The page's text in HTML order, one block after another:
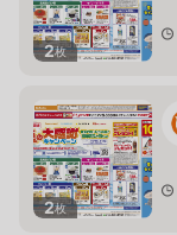
2枚
2枚